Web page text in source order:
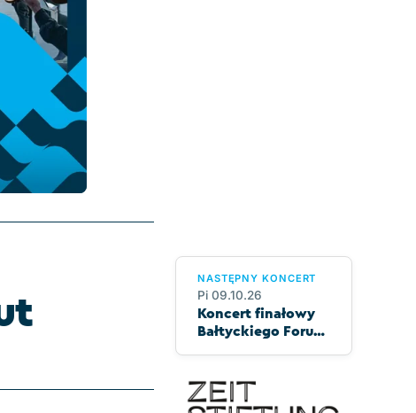
NASTĘPNY KONCERT
Pi 09.10.26
Koncert finałowy
Bałtyckiego Forum